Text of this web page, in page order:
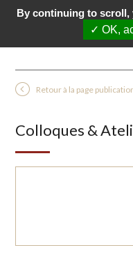
Colloques &
Retour à la page
By continuing to scroll,
✓ OK,